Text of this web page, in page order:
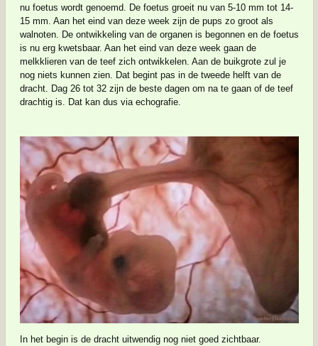
nu foetus wordt genoemd. De foetus groeit nu van 5-10 mm tot 14-
15 mm. Aan het eind van deze week zijn de pups zo groot als
walnoten. De ontwikkeling van de organen is begonnen en de foetus
is nu erg kwetsbaar. Aan het eind van deze week gaan de
melkklieren van de teef zich ontwikkelen. Aan de buikgrote zul je
nog niets kunnen zien. Dat begint pas in de tweede helft van de
dracht. Dag 26 tot 32 zijn de beste dagen om na te gaan of de teef
drachtig is. Dat kan dus via echografie.
In het begin is de dracht uitwendig nog niet goed zichtbaar.